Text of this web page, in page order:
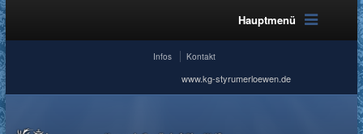
Hauptmenü
Infos Kontakt
www.kg-styrumerloewen.de